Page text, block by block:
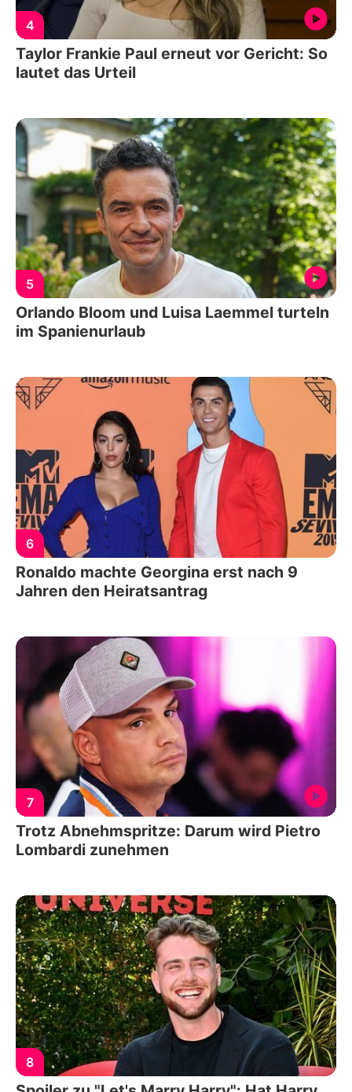
4
Taylor Frankie Paul erneut vor Gericht: So
lautet das Urteil
5
Orlando Bloom und Luisa Laemmel turteln
im Spanienurlaub
6
Ronaldo machte Georgina erst nach 9
Jahren den Heiratsantrag
7
Trotz Abnehmspritze: Darum wird Pietro
Lombardi zunehmen
8